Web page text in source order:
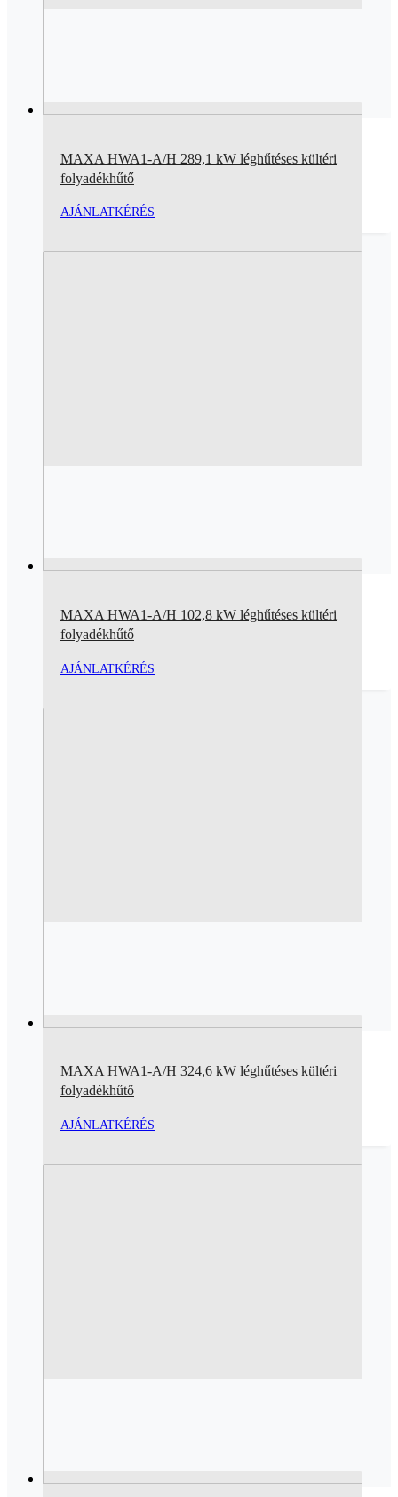
MAXA HWA1-A/H 289,1 kW léghűtéses kültéri
folyadékhűtő
AJÁNLATKÉRÉS
MAXA HWA1-A/H 102,8 kW léghűtéses kültéri
folyadékhűtő
AJÁNLATKÉRÉS
MAXA HWA1-A/H 324,6 kW léghűtéses kültéri
folyadékhűtő
AJÁNLATKÉRÉS